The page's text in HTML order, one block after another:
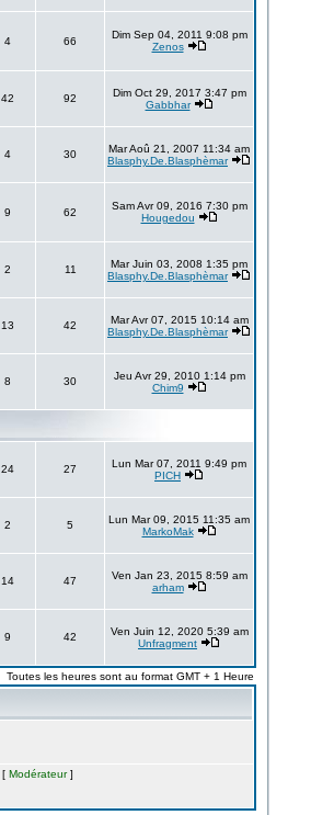
4 66
Dim Sep 04, 2011 9:08 pm
Zenos
42 92
Dim Oct 29, 2017 3:47 pm
Gabbhar
4 30
Mar Aoû 21, 2007 11:34 am
Blasphy.De.Blasphèmar
9 62
Sam Avr 09, 2016 7:30 pm
Hougedou
2 11
Mar Juin 03, 2008 1:35 pm
Blasphy.De.Blasphèmar
13 42
Mar Avr 07, 2015 10:14 am
Blasphy.De.Blasphèmar
8 30
Jeu Avr 29, 2010 1:14 pm
Chim9
24 27
Lun Mar 07, 2011 9:49 pm
PICH
2 5
Lun Mar 09, 2015 11:35 am
MarkoMak
14 47
Ven Jan 23, 2015 8:59 am
arham
9 42
Ven Juin 12, 2020 5:39 am
Unfragment
Toutes les heures sont au format GMT + 1 Heure
Modérateur]